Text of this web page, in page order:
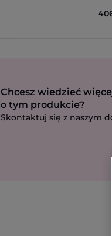
Chcesz wiedzieć
o tym produkcie?
Skontaktuj się z naszym